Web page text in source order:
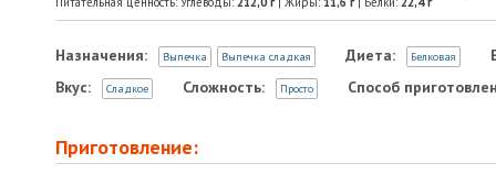
Назначения: Выпечка Выпечка сладкая Диета: Белковая
Вкус:
Сладкое Сложность: Просто Способ
Приготовление: